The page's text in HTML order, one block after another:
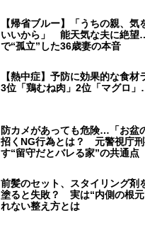
【帰省ブルー】「うちの親、気
いいから」 能天気な夫に絶望
で“孤立”した36歳妻の本音
【熱中症】予防に効果的な食
3位「鶏むね肉」2位「マグロ
防カメがあっても危険…「お盆
招くNG行為とは？ 元警視庁
す“留守だとバレる家”の共通点
前髪のセット、スタイリング剤
塗ると失敗？ 実は“内側の根
れない整え方とは